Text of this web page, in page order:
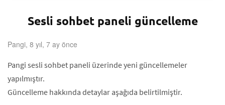
Sesli sohbet paneli güncelleme
Pangi, 8 yıl, 7 ay önce
Pangi sesli sohbet paneli üzerinde yeni güncellemeler
yapılmıştır.
Güncelleme hakkında detaylar aşağıda belirtilmiştir.